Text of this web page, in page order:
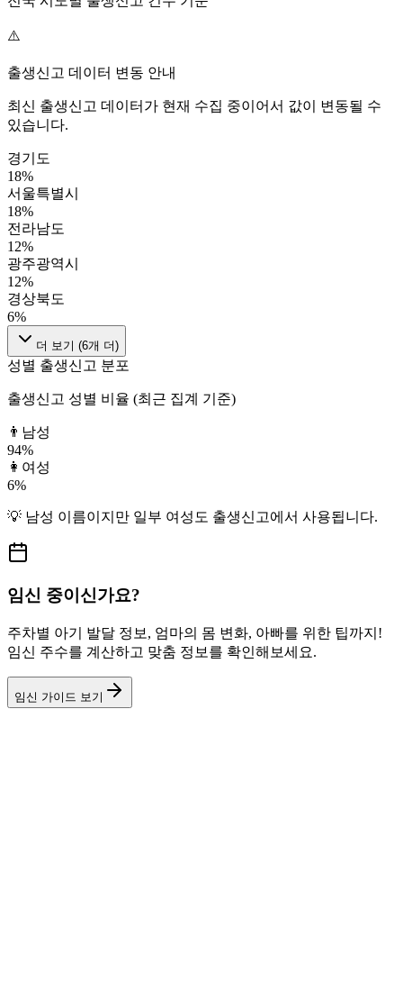
⚠️
출생신고 데이터 변동 안내
최신 출생신고 데이터가 현재 수집 중이어서 값이 변동될 수
있습니다.
경기도
18%
서울특별시
18%
전라남도
12%
광주광역시
12%
경상북도
6%
더 보기 (6개 더)
성별 출생신고 분포
출생신고 성별 비율 (최근 집계 기준)
👨 남성
94%
👩 여성
6%
💡 남성 이름이지만 일부 여성도 출생신고에서 사용됩니다.
임신 중이신가요?
주차별 아기 발달 정보, 엄마의 몸 변화, 아빠를 위한 팁까지!
임신 주수를 계산하고 맞춤 정보를 확인해보세요.
임신 가이드 보기